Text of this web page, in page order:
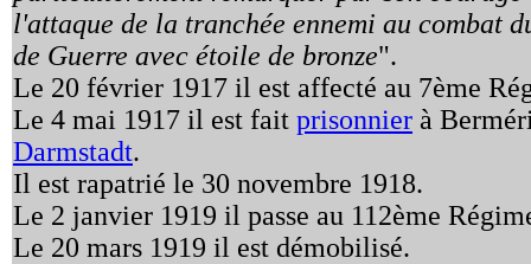
l'attaque de la tranchée ennemi au combat
de Guerre avec étoile de bronze".
Le 20 février 1917 il est affecté au 7ème
Le 4 mai 1917 il est fait prisonnier à
Darmstadt.
Il est rapatrié le 30 novembre 1918.
Le 2 janvier 1919 il passe au 112ème
Le 20 mars 1919 il est démobilisé.